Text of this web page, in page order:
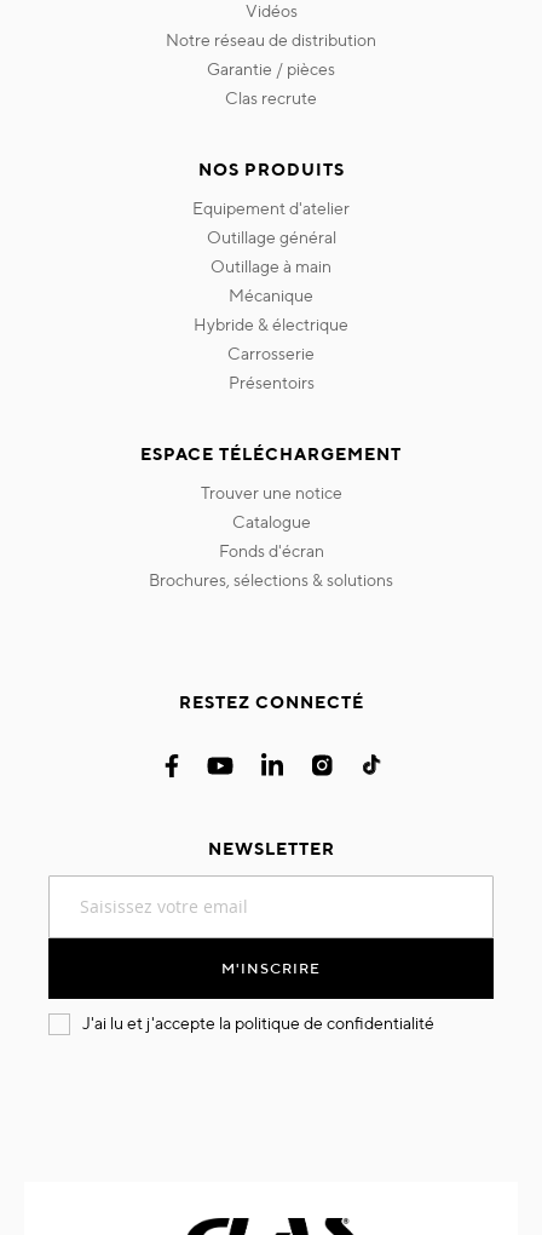
vidéos
notre réseau de distribution
garantie / pièces
clas recrute
NOS PRODUITS
equipement d'atelier
outillage général
outillage à main
mécanique
hybride & électrique
carrosserie
présentoirs
ESPACE TÉLÉCHARGEMENT
trouver une notice
catalogue
fonds d'écran
brochures, sélections & solutions
RESTEZ CONNECTÉ
NEWSLETTER
notre
M'INSCRIRE
J'ai lu et j'accepte la politique de confidentialité